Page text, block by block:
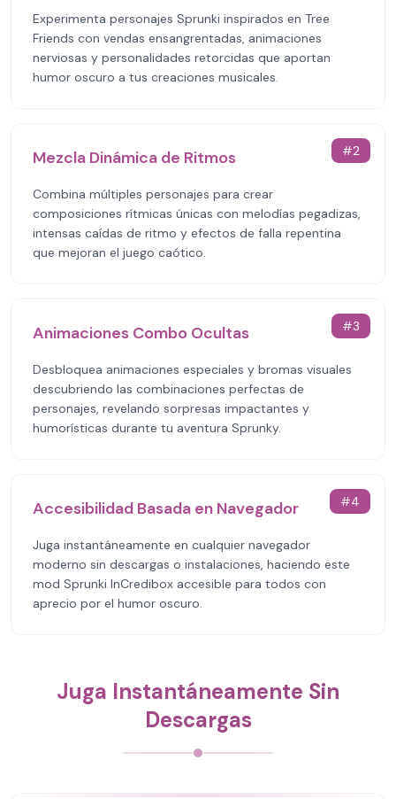
Experimenta personajes Sprunki inspirados en Tree
Friends con vendas ensangrentadas, animaciones
nerviosas y personalidades retorcidas que aportan
humor oscuro a tus creaciones musicales.
#2
Mezcla Dinámica de Ritmos
Combina múltiples personajes para crear
composiciones rítmicas únicas con melodías pegadizas,
intensas caídas de ritmo y efectos de falla repentina
que mejoran el juego caótico.
#3
Animaciones Combo Ocultas
Desbloquea animaciones especiales y bromas visuales
descubriendo las combinaciones perfectas de
personajes, revelando sorpresas impactantes y
humorísticas durante tu aventura Sprunky.
#4
Accesibilidad Basada en Navegador
Juga instantáneamente en cualquier navegador
moderno sin descargas o instalaciones, haciendo este
mod Sprunki InCredibox accesible para todos con
aprecio por el humor oscuro.
Juga Instantáneamente Sin
Descargas